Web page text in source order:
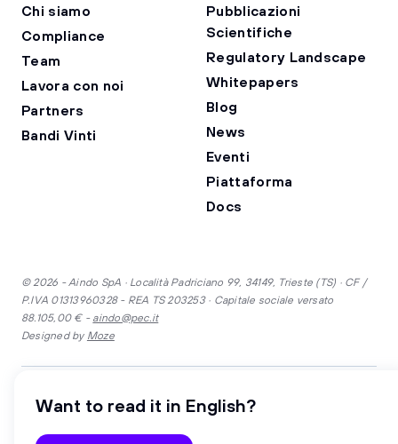
Chi siamo
Compliance
Team
Lavora con noi
Partners
Bandi Vinti
Pubblicazioni
Scientifiche
Regulatory Landscape
Whitepapers
Blog
News
Eventi
Piattaforma
Docs
© 2026 - Aindo SpA · Località Padriciano 99, 34149, Trieste (TS) · CF /
P.IVA 01313960328 - REA TS 203253 · Capitale sociale versato
88.105,00 € - aindo@pec.it
Designed by Moze
Inglese Italiano
Want to read it in English?